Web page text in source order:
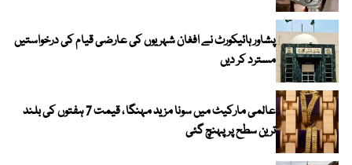
پشاور ہائیکورٹ نے افغان شہریوں کی عارضی قیام کی درخواستیں
مسترد کر دیں
عالمی مارکیٹ میں سونا مزید مہنگا ، قیمت 7 ہفتوں کی بلند
ترین سطح پر پہنچ گئی